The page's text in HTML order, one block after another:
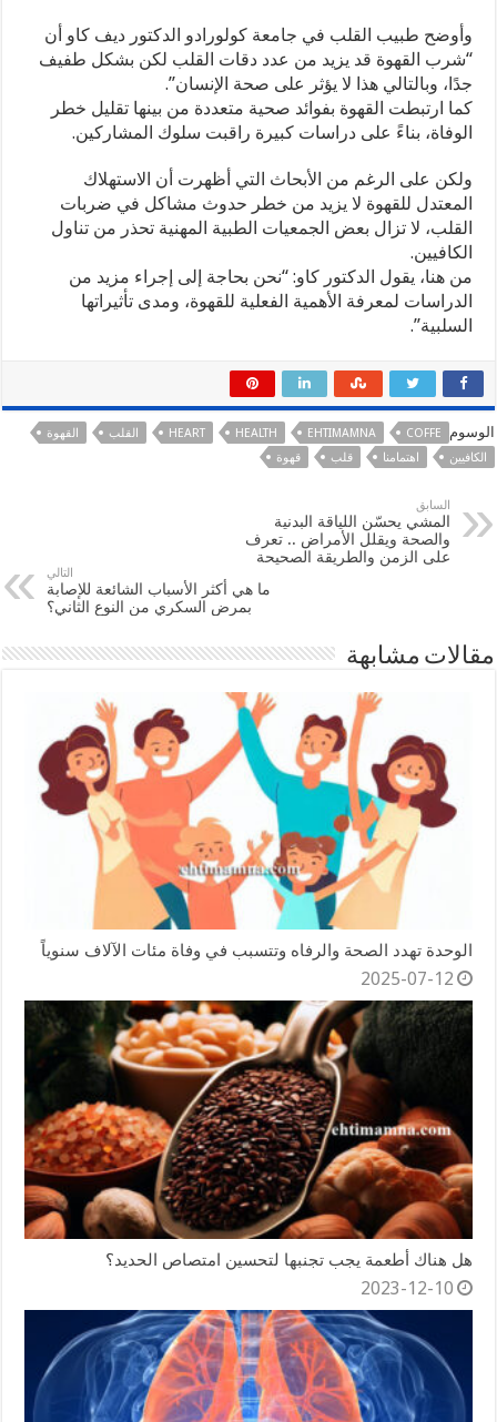
وأوضح طبيب القلب في جامعة كولورادو الدكتور ديف كاو أن
“شرب القهوة قد يزيد من عدد دقات القلب لكن بشكل طفيف
جدًا، وبالتالي هذا لا يؤثر على صحة الإنسان”.
كما ارتبطت القهوة بفوائد صحية متعددة من بينها تقليل خطر
الوفاة، بناءً على دراسات كبيرة راقبت سلوك المشاركين.
ولكن على الرغم من الأبحاث التي أظهرت أن الاستهلاك
المعتدل للقهوة لا يزيد من خطر حدوث مشاكل في ضربات
القلب، لا تزال بعض الجمعيات الطبية المهنية تحذر من تناول
الكافيين.
من هنا، يقول الدكتور كاو: “نحن بحاجة إلى إجراء مزيد من
الدراسات لمعرفة الأهمية الفعلية للقهوة، ومدى تأثيراتها
السلبية”.
الوسوم COFFE
EHTIMAMNA
HEALTH
HEART القلب
القهوة
الكافيين
اهتمامنا قلب قهوة
السابق
المشي يحسّن اللياقة البدنية
والصحة ويقلل الأمراض .. تعرف
على الزمن والطريقة الصحيحة
التالي
ما هي أكثر الأسباب الشائعة للإصابة
بمرض السكري من النوع الثاني؟
مقالات مشابهة
الوحدة تهدد الصحة والرفاه وتتسبب في وفاة مئات الآلاف سنوياً
2025-07-12
هل هناك أطعمة يجب تجنبها لتحسين امتصاص الحديد؟
2023-12-10